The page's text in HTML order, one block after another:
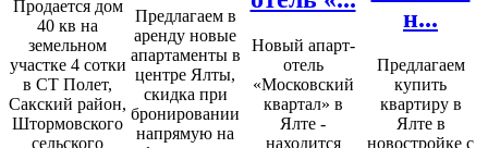
Продается дом
40 кв на
земельном
участке 4 сотки
в СТ Полет,
Сакский район,
Штормовского
сельского
Предлагаем в
аренду новые
апартаменты в
центре Ялты,
скидка при
бронировании
напрямую на
Новый апарт-
отель
«Московский
квартал» в
Ялте -
находится
н...
Предлагаем
купить
квартиру в
Ялте в
новостройке с